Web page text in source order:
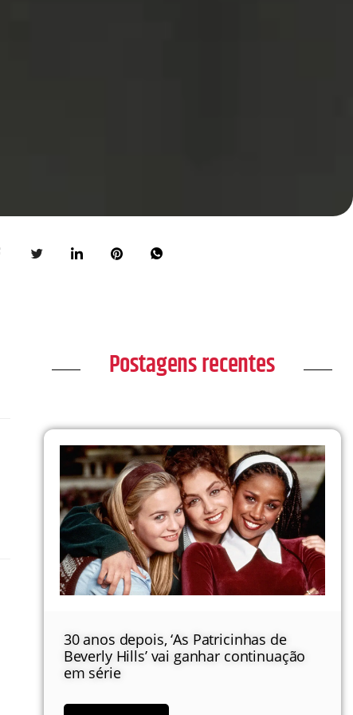
Postagens recentes
30 anos depois, ‘As Patricinhas de
Beverly Hills’ vai ganhar continuação
em série